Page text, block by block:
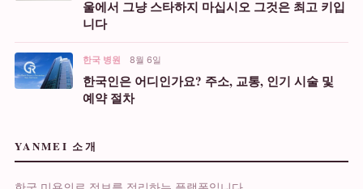
울에서 그냥 스타하지 마십시오 그것은 최고 키입
니다
한국 병원 8월 6일
한국인은 어디인가요? 주소, 교통, 인기 시술 및
예약 절차
YANMEI 소개